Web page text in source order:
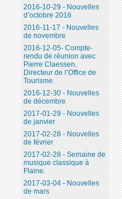
2016-10-29 - Nouvelles
d’octobre 2016
2016-11-17 - Nouvelles
de novembre
2016-12-05- Compte-
rendu de réunion avec
Pierre Claessen,
Directeur de l’Office de
Tourisme.
2016-12-30 - Nouvelles
de décembre
2017-01-29 - Nouvelles
de janvier
2017-02-28 - Nouvelles
de février
2017-02-28 - Semaine de
musique classique à
Flaine.
2017-03-04 - Nouvelles
de mars